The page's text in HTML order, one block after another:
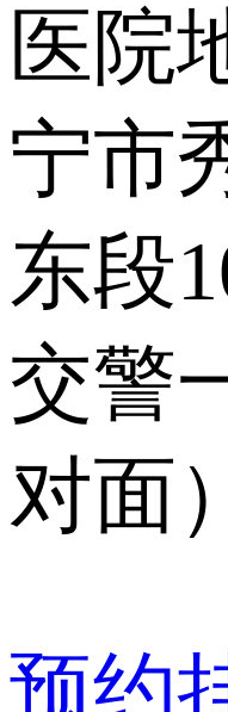
医院
宁市
东段
交警
对面）
预约